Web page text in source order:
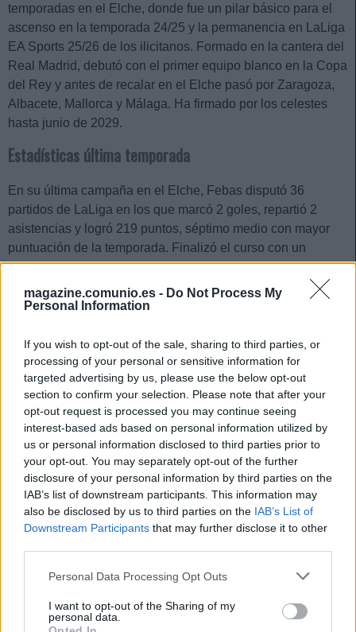
magazine.comunio.es - Do Not Process My
Personal Information
If you wish to opt-out of the sale, sharing to third parties, or
processing of your personal or sensitive information for
targeted advertising by us, please use the below opt-out
section to confirm your selection. Please note that after your
opt-out request is processed you may continue seeing
interest-based ads based on personal information utilized by
us or personal information disclosed to third parties prior to
your opt-out. You may separately opt-out of the further
disclosure of your personal information by third parties on the
IAB’s list of downstream participants. This information may
also be disclosed by us to third parties on the IAB’s List of
Downstream Participants that may further disclose it to other
Please note that this website/app uses one or more Google
not limited to your visit or usage behaviour. You may click to
grant or deny consent to Google and its third-party tags to
Personal Data Processing Opt Outs
I want to opt-out of the Sharing of my
personal data.
temporadas en el Elche, donde fue un pilar básico para el
ascenso en la temporada 24/25 y la permanencia en LaLiga
EA Sports 25/26 de los ilicitanos. Formado en la cantera del
Real Madrid, debutó con el primer equipo blanco en la Copa
del Rey y antes de recalar en el Elche pasó por Zaragoza,
Albacete, Mallorca y Málaga. Ha firmado por los celestes
hasta junio de 2029.
Estadísticas última temporada
En su última campaña en el Elche, Febas disputó 36
partidos de LaLiga en los que marcó 2 goles, repartió 2
asistencias y logró 219 puntos, séptimo medio con mayor
puntuación de la temporada. Finalizó el curso con un
promedio Sofascore de 7,16, gracias sobre todo a su
fortaleza en los duelos. Fue el tercer jugador con más
disputadas ganadas del campeonato (251).
Situación en el equipo
El Celta incorpora a Febas para reforzar una medular que
tendrá que afrontar otra temporada más tres competiciones.
El futbolista ilerdense suele actuar como interior o
mediocentro y tendrá la competencia para jugar de Hugo
Sotelo, Vecino, Ilaix Moriba y Miguel Román.
Potencial en Comunio
Febas fue un futbolista que ofreció grandes valoraciones en
el Elche gracias a su fiabilidad en los duelos y ser titular
indiscutible. Sin embargo, parece complicado que en el
Celta vaya a tener tanta continuidad, ya que Claudio
en sus alineaciones.